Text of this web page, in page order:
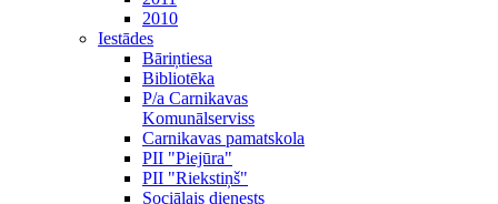
2010
Iestādes
Bāriņtiesa
Bibliotēka
P/a Carnikavas
Komunālserviss
Carnikavas pamatskola
PII "Piejūra"
PII "Riekstiņš"
Sociālais dienests